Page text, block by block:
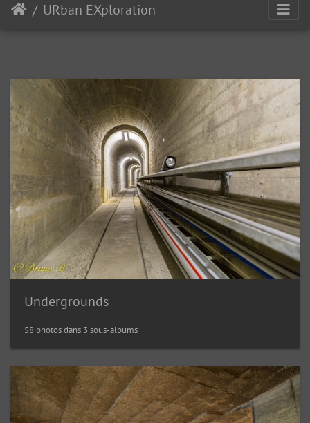
URban EXploration
Undergrounds
58 photos dans 3 sous-albums